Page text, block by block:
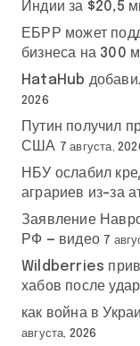
Индии за $20,5
ЕБРР может
бизнеса на 300
HataHub
2026
Путин получил
США 7 августа,
НБУ ослабил
аграриев из-за
Заявление
РФ — видео 7
Wildberries
хабов после
как война в
августа, 2026